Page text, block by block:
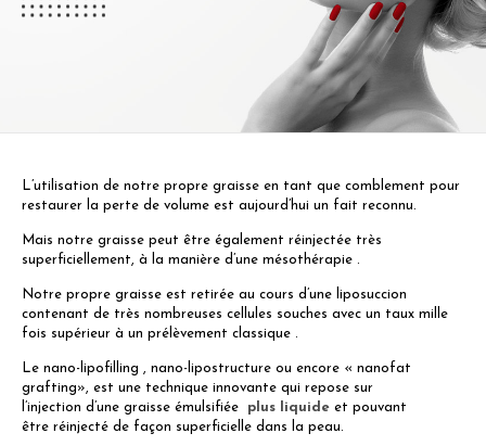
L’utilisation de notre propre graisse en tant que comblement pour
restaurer la perte de volume est aujourd’hui un fait reconnu.
Mais notre graisse peut être également réinjectée très
superficiellement, à la manière d’une mésothérapie .
Notre propre graisse est retirée au cours d’une liposuccion
contenant de très nombreuses cellules souches avec un taux mille
fois supérieur à un prélèvement classique .
Le nano-lipofilling , nano-lipostructure ou encore « nanofat
grafting», est une technique innovante qui repose sur
l’injection d’une graisse émulsifiée plus liquide et pouvant
être réinjecté de façon superficielle dans la peau.